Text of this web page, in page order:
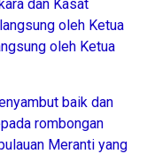
dan Kasat
oleh Ketua
oleh Ketua
baik dan
rombongan
Meranti yang